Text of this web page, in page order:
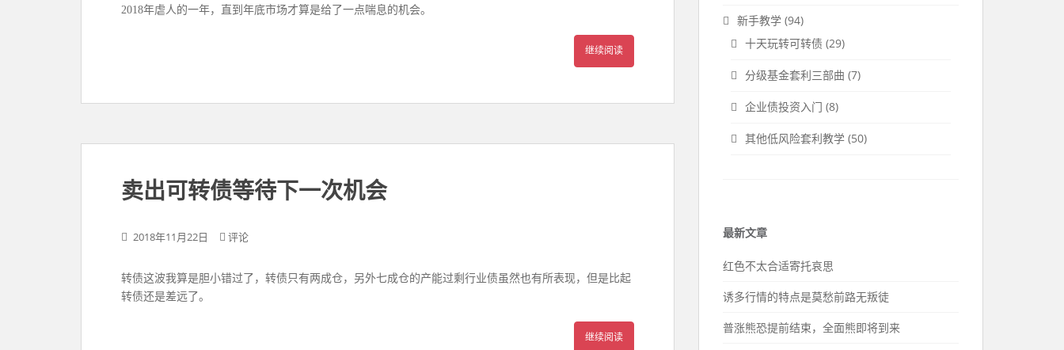
2018年虐人的一年，直到年底市场才算是给了一点喘息的机会。
继续阅读
卖出可转债等待下一次机会
2018年11月22日 评论
转债这波我算是胆小错过了，转债只有两成仓，另外七成仓的产能过剩行业债虽然也有所表现，但是比起
转债还是差远了。
继续阅读
新手教学 (94)
十天玩转可转债 (29)
分级基金套利三部曲 (7)
企业债投资入门 (8)
其他低风险套利教学 (50)
最新文章
红色不太合适寄托哀思
诱多行情的特点是莫愁前路无叛徒
普涨熊恐提前结束，全面熊即将到来